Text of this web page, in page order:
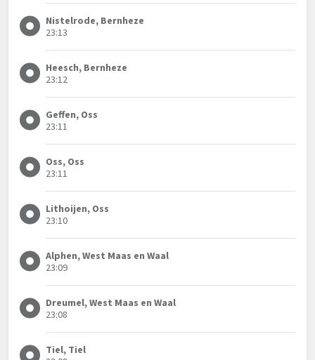
Nistelrode, Bernheze
23:13
Heesch, Bernheze
23:12
Geffen, Oss
23:11
Oss, Oss
23:11
Lithoijen, Oss
23:10
Alphen, West Maas en Waal
23:09
Dreumel, West Maas en Waal
23:08
Tiel, Tiel